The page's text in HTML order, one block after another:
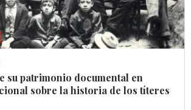
su patrimonio documental en
sobre la historia de los títeres